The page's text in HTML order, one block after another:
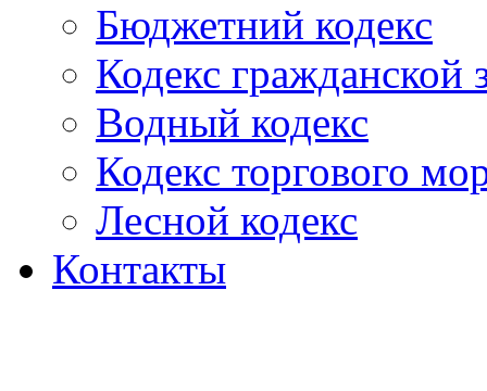
Бюджетний кодекс
Кодекс гражданской
Водный кодекс
Кодекс торгового
Лесной кодекс
Контакты